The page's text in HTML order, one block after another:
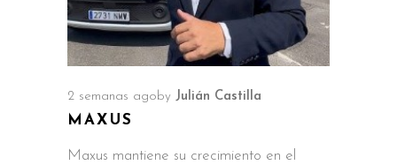
2 semanas ago by Julián Castilla
MAXUS
Maxus mantiene su crecimiento en el